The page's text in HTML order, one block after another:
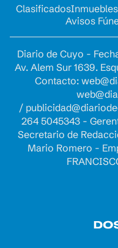
ClasificadosInmuebles
Avisos
Diario de Cuyo -
Av. Alem Sur 1639.
Contacto:
/
264 5045343 -
Secretario de
Mario Romero -